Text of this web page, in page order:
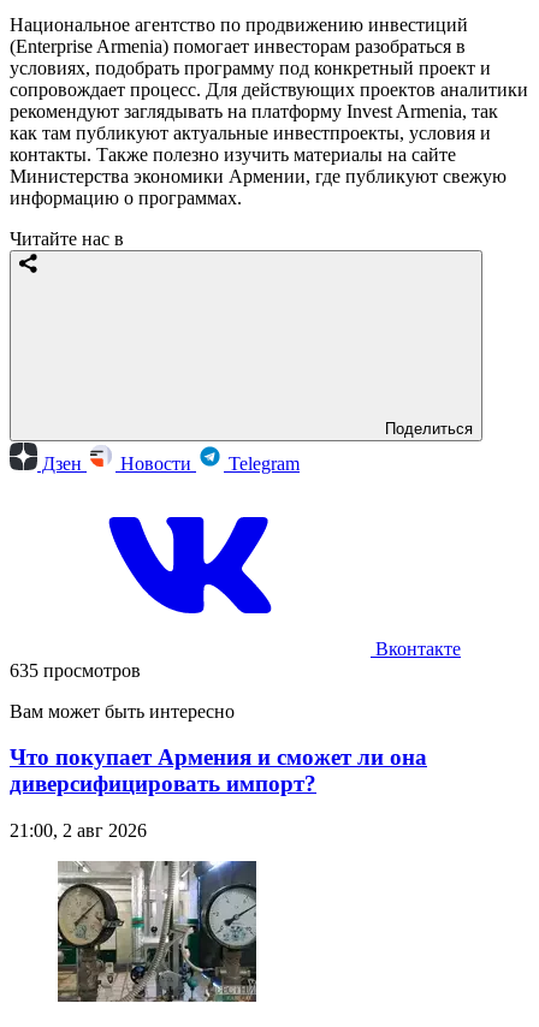
Национальное агентство по продвижению инвестиций
(Enterprise Armenia) помогает инвесторам разобраться в
условиях, подобрать программу под конкретный проект и
сопровождает процесс. Для действующих проектов аналитики
рекомендуют заглядывать на платформу Invest Armenia, так
как там публикуют актуальные инвестпроекты, условия и
контакты. Также полезно изучить материалы на сайте
Министерства экономики Армении, где публикуют свежую
информацию о программах.
Читайте нас в
Поделиться
Дзен Новости Telegram
Вконтакте
635 просмотров
Вам может быть интересно
Что покупает Армения и сможет ли она
диверсифицировать импорт?
21:00, 2 авг 2026